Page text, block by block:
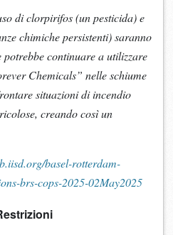
di clorpirifos (un pesticida) e
chimiche persistenti) saranno
continuare a utilizzare
Chemicals” nelle schiume
situazioni di incendio
creando così un
basel-rotterdam-
brs-cops-2025-02May2025